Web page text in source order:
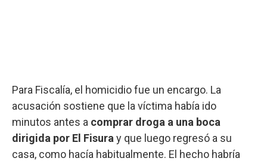
Para Fiscalía, el homicidio fue un encargo. La
acusación sostiene que la víctima había ido
minutos antes a comprar droga a una boca
dirigida por El Fisura y que luego regresó a su
casa, como hacía habitualmente. El hecho habría